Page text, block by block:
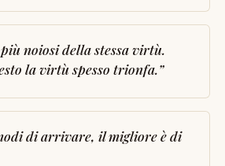
noiosi della stessa virtù.
la virtù spesso trionfa.”
di arrivare, il migliore è di